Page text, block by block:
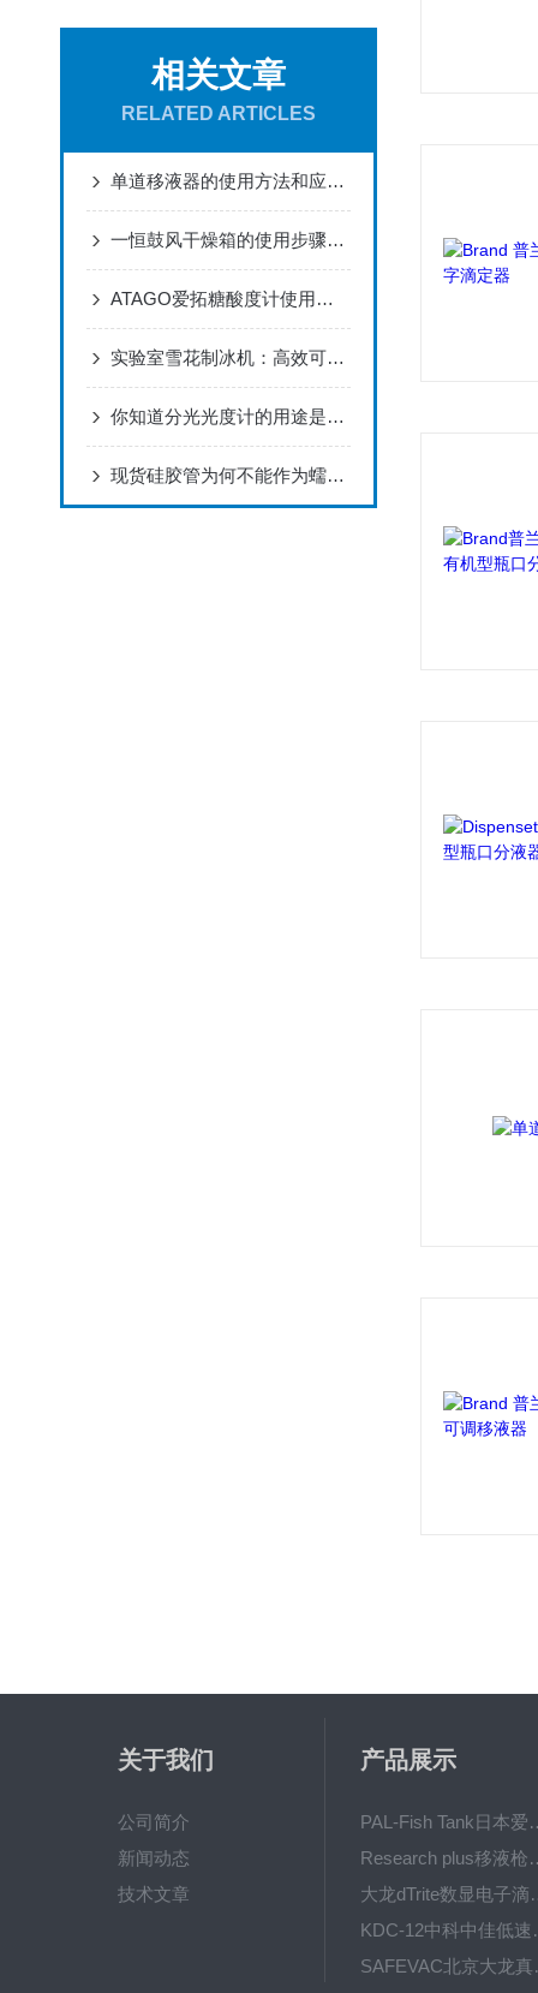
相关文章
RELATED ARTICLES
单道移液器的使用方法和应用范围
一恒鼓风干燥箱的使用步骤和注意事项
ATAGO爱拓糖酸度计使用指南
实验室雪花制冰机：高效可靠的科研助手
你知道分光光度计的用途是什么吗？定量分析常备设备？
现货硅胶管为何不能作为蠕动泵硅胶管来使用？
关于我们
公司简介
新闻动态
技术文章
产品展示
PAL-Fish Tank
Research plus
大龙dTrite
KDC-